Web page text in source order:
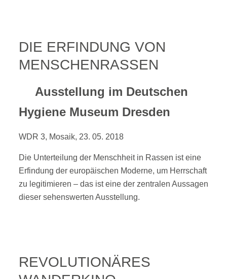
DIE ERFINDUNG VON
MENSCHENRASSEN
Ausstellung im Deutschen
Hygiene Museum Dresden
WDR 3, Mosaik, 23. 05. 2018
Die Unterteilung der Menschheit in Rassen ist eine
Erfindung der europäischen Moderne, um Herrschaft
zu legitimieren – das ist eine der zentralen Aussagen
dieser sehenswerten Ausstellung.
REVOLUTIONÄRES